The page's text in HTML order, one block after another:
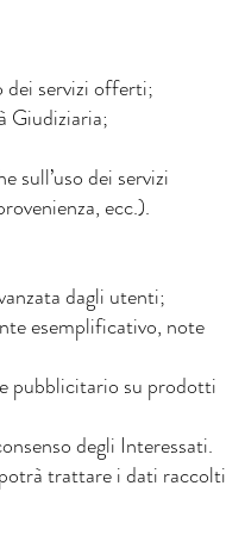
servizi offerti;
Giudiziaria;
dei servizi
ecc.).
dagli utenti;
esemplificativo, note
pubblicitario su prodotti
degli Interessati.
trattare i dati raccolti